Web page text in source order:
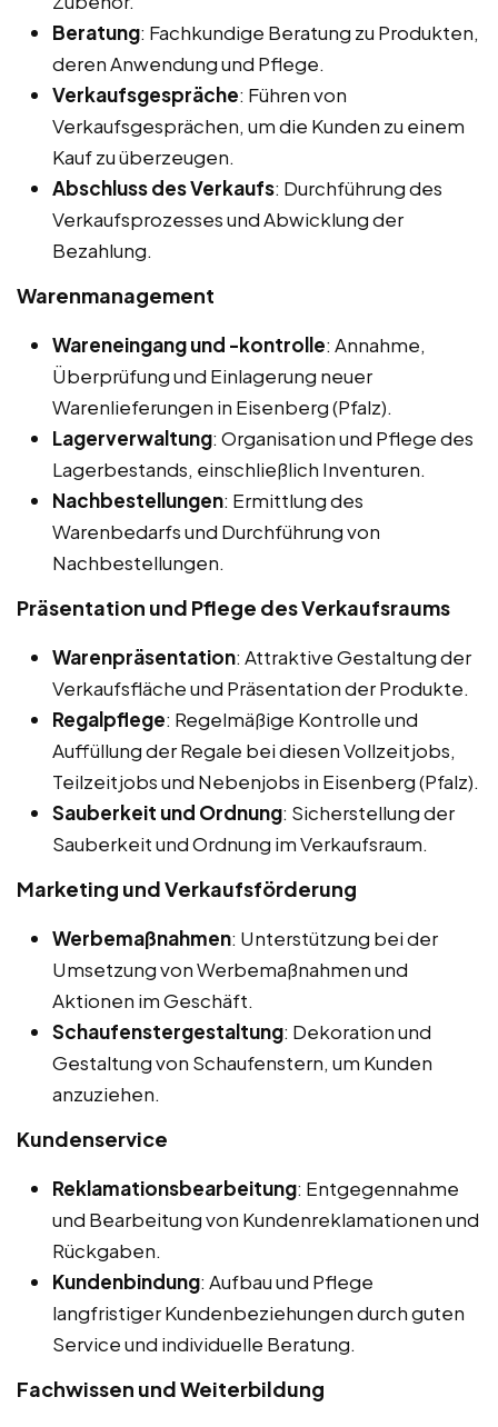
Beratung: Fachkundige Beratung zu Produkten,
deren Anwendung und Pflege.
Verkaufsgespräche: Führen von
Verkaufsgesprächen, um die Kunden zu einem
Kauf zu überzeugen.
Abschluss des Verkaufs: Durchführung des
Verkaufsprozesses und Abwicklung der
Bezahlung.
Warenmanagement
Wareneingang und -kontrolle: Annahme,
Überprüfung und Einlagerung neuer
Warenlieferungen in Eisenberg (Pfalz).
Lagerverwaltung: Organisation und Pflege des
Lagerbestands, einschließlich Inventuren.
Nachbestellungen: Ermittlung des
Warenbedarfs und Durchführung von
Nachbestellungen.
Präsentation und Pflege des Verkaufsraums
Warenpräsentation: Attraktive Gestaltung der
Verkaufsfläche und Präsentation der Produkte.
Regalpflege: Regelmäßige Kontrolle und
Auffüllung der Regale bei diesen Vollzeitjobs,
Teilzeitjobs und Nebenjobs in Eisenberg (Pfalz).
Sauberkeit und Ordnung: Sicherstellung der
Sauberkeit und Ordnung im Verkaufsraum.
Marketing und Verkaufsförderung
Werbemaßnahmen: Unterstützung bei der
Umsetzung von Werbemaßnahmen und
Aktionen im Geschäft.
Schaufenstergestaltung: Dekoration und
Gestaltung von Schaufenstern, um Kunden
anzuziehen.
Kundenservice
Reklamationsbearbeitung: Entgegennahme
und Bearbeitung von Kundenreklamationen und
Rückgaben.
Kundenbindung: Aufbau und Pflege
langfristiger Kundenbeziehungen durch guten
Service und individuelle Beratung.
Fachwissen und Weiterbildung